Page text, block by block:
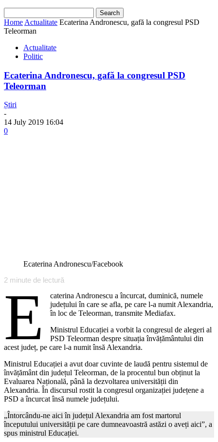
Home Actualitate Ecaterina Andronescu, gafă la congresul PSD
Teleorman
Actualitate
Politic
Ecaterina Andronescu, gafă la congresul PSD
Teleorman
Știri
-
14 July 2019 16:04
0
Ecaterina Andronescu/Facebook
2 minute de lectură
E
caterina Andronescu a încurcat, duminică, numele
județului în care se afla, pe care l-a numit Alexandria,
în loc de Teleorman, transmite Mediafax.
Ministrul Educației a vorbit la congresul de alegeri al
PSD Teleorman despre situația învățământului din
acest județ, pe care l-a numit însă Alexandria.
Ministrul Educației a avut doar cuvinte de laudă pentru sistemul de
învățământ din județul Teleorman, de la procentul bun obținut la
Evaluarea Națională, până la dezvoltarea universității din
Alexandria. În discursul rostit la congresul organizației județene a
PSD a încurcat însă numele județului.
„Întorcându-ne aici în județul Alexandria am fost martorul
începutului universității pe care dumneavoastră astăzi o aveți aici”, a
spus ministrul Educației.